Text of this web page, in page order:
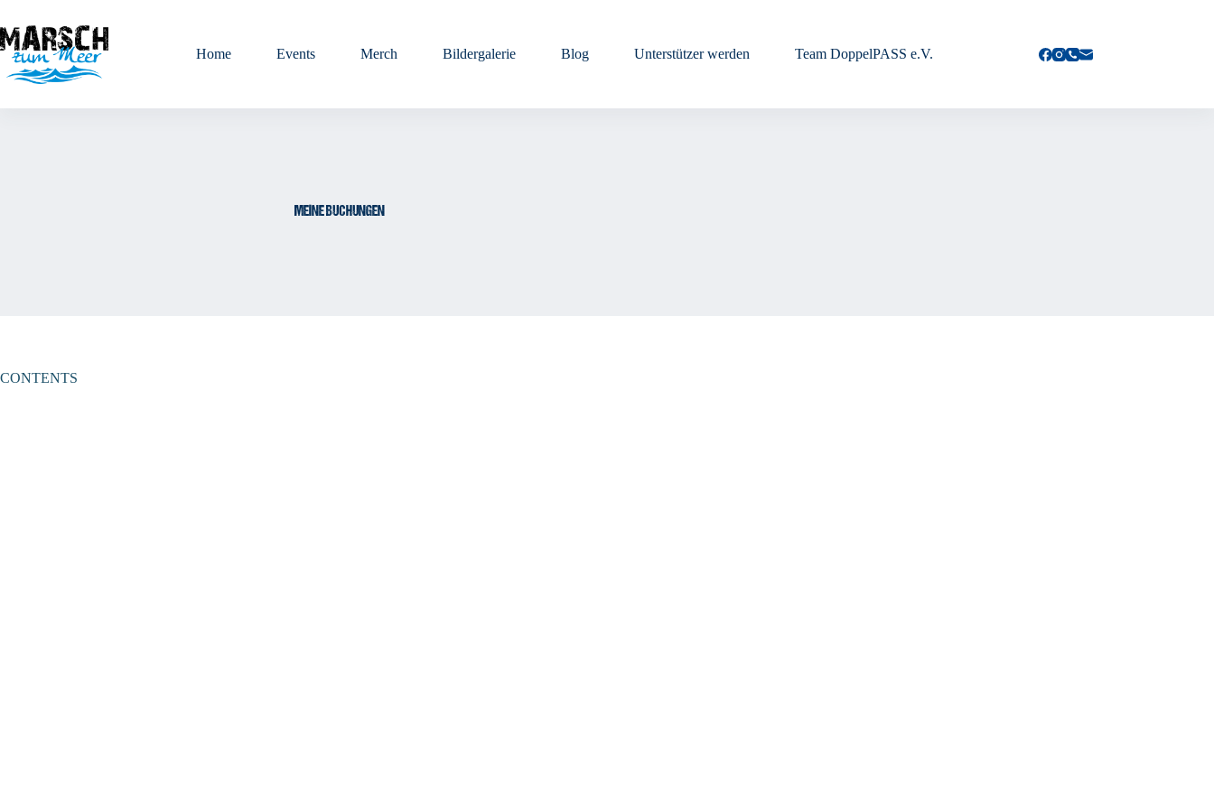
Inhalt
springen
Home
Events Merch Bildergalerie Blog Unterstützer werden Team DoppelPASS e.V.
MEINE BUCHUNGEN
CONTENTS